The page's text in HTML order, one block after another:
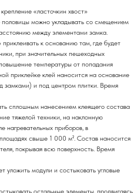
«ласточкин хвост»
можно укладывать со смещением
между элементами замка.
к основанию там, где будет
при значительных пешеходных
температуры от попадания
приклейке клей наносится на основание
замками) и под центром плитки. Время
сплошным нанесением клеящего состава
тяжелой техники, на наклонную
нагревательных приборов, в
свыше 1 000 м². Состав наносится
покрывая всю поверхность. Время
уложить модули и состыковать угловые
остальные элементы, продвигаясь